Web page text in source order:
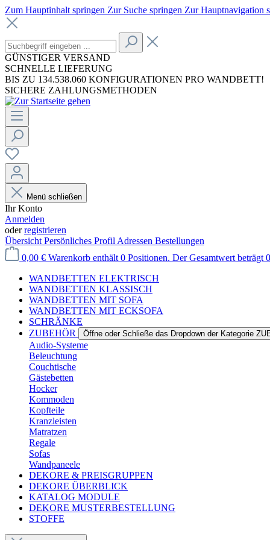
Zum Hauptinhalt springen Zur Suche springen Zur Hauptnavigation
GÜNSTIGER VERSAND
SCHNELLE LIEFERUNG
BIS ZU 134.538.060 KONFIGURATIONEN PRO WANDBETT!
SICHERE ZAHLUNGSMETHODEN
Menü schließen
Ihr Konto
Anmelden
oderregistrieren
Übersicht Persönliches Profil Adressen Bestellungen
0,00 € Warenkorb enthält 0 Positionen. Der Gesamtwert beträgt
WANDBETTEN ELEKTRISCH
WANDBETTEN KLASSISCH
WANDBETTEN MIT SOFA
WANDBETTEN MIT ECKSOFA
SCHRÄNKE
ZUBEHÖR
Öffne oder Schließe das Dropdown der Kategorie
Audio-Systeme
Beleuchtung
Couchtische
Gästebetten
Hocker
Kommoden
Kopfteile
Kranzleisten
Matratzen
Regale
Sofas
Wandpaneele
DEKORE & PREISGRUPPEN
DEKORE ÜBERBLICK
KATALOG MODULE
DEKORE MUSTERBESTELLUNG
STOFFE